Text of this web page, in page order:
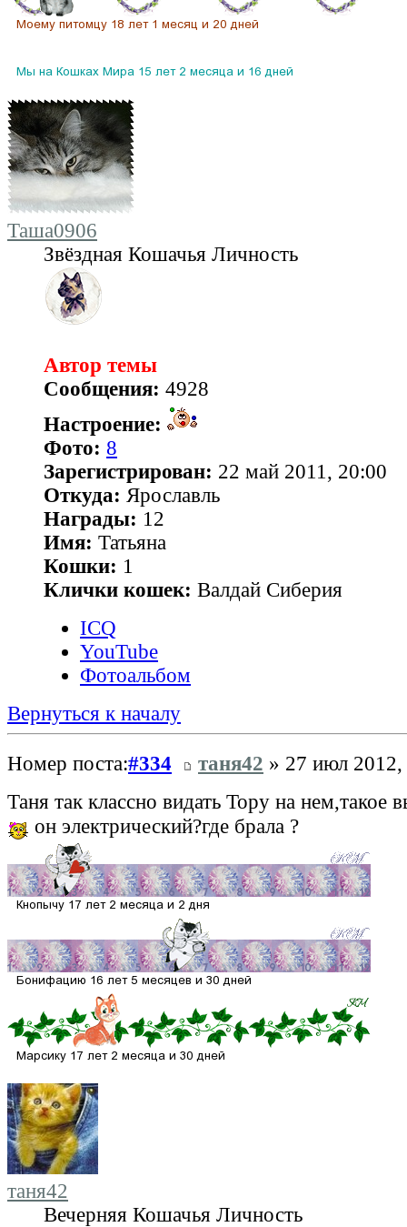
Таша0906
Звёздная Кошачья Личность
Автор темы
Сообщения: 4928
Настроение:
Фото: 8
Зарегистрирован: 22 май 2011, 20:00
Откуда: Ярославль
Награды: 12
Имя: Татьяна
Кошки: 1
Клички кошек: Валдай Сиберия
ICQ
YouTube
Фотоальбом
Вернуться к началу
Номер поста:#334 таня42 » 27 июл 2012,
Таня так классно видать Тору на
он электрический?где брала ?
таня42
Вечерняя Кошачья Личность